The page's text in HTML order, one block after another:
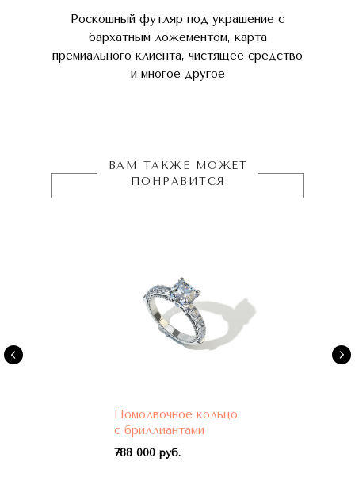
Роскошный футляр под украшение с
бархатным ложементом, карта
премиального клиента, чистящее средство
и многое другое
ВАМ ТАКЖЕ МОЖЕТ
ПОНРАВИТСЯ
Помолвочное кольцо
с бриллиантами
788 000 руб.